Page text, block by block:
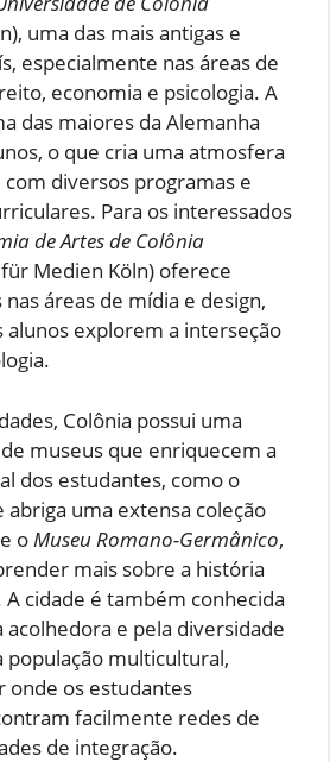
uma das mais antigas e
especialmente nas áreas de
economia e psicologia. A
das maiores da Alemanha
o que cria uma atmosfera
diversos programas e
Para os interessados
de Artes de Colônia
Medien Köln) oferece
áreas de mídia e design,
explorem a interseção
Colônia possui uma
museus que enriquecem a
dos estudantes, como o
abriga uma extensa coleção
oMuseu Romano-Germânico,
mais sobre a história
cidade é também conhecida
e pela diversidade
população multicultural,
onde os estudantes
facilmente redes de
de integração.